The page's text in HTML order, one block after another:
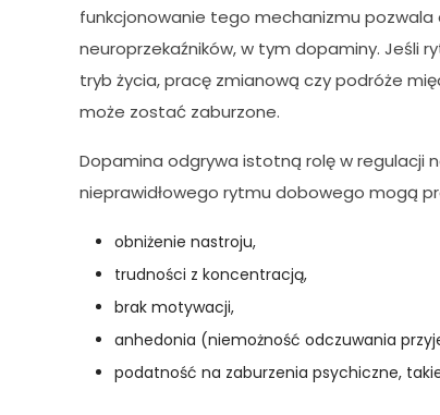
funkcjonowanie tego mechanizmu
neuroprzekaźników, w tym dopaminy. Jeśli
tryb życia, pracę zmianową czy podróże
może zostać zaburzone.
Dopamina odgrywa istotną rolę w regulacji
nieprawidłowego rytmu dobowego mogą
obniżenie nastroju,
trudności z koncentracją,
brak motywacji,
anhedonia (niemożność odczuwania
podatność na zaburzenia psychiczne,